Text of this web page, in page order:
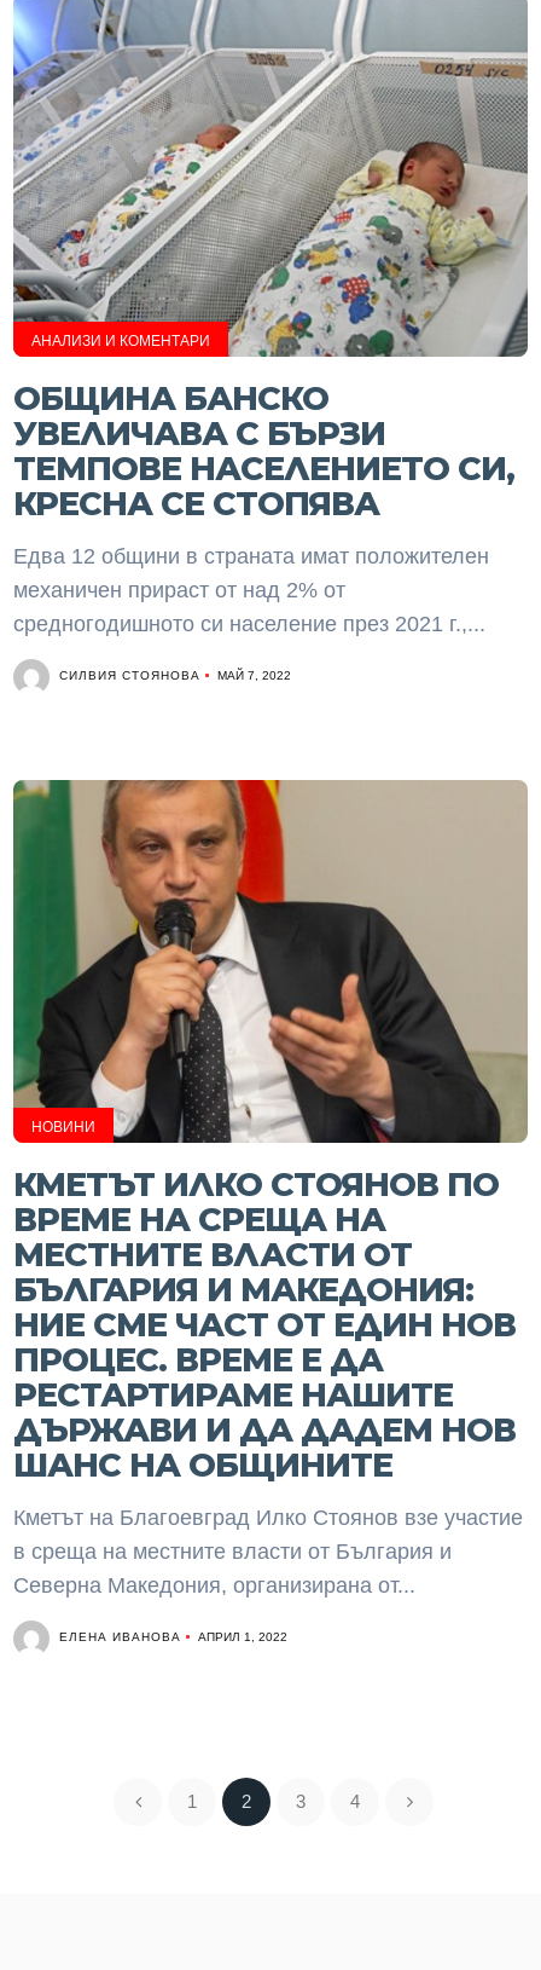
АНАЛИЗИ И КОМЕНТАРИ
ОБЩИНА БАНСКО
УВЕЛИЧАВА С БЪРЗИ
ТЕМПОВЕ НАСЕЛЕНИЕТО СИ,
КРЕСНА СЕ СТОПЯВА
Едва 12 общини в страната имат положителен
механичен прираст от над 2% от
средногодишното си население през 2021 г.,...
СИЛВИЯ СТОЯНОВА МАЙ 7, 2022
НОВИНИ
КМЕТЪТ ИЛКО СТОЯНОВ ПО
ВРЕМЕ НА СРЕЩА НА
МЕСТНИТЕ ВЛАСТИ ОТ
БЪЛГАРИЯ И МАКЕДОНИЯ:
НИЕ СМЕ ЧАСТ ОТ ЕДИН НОВ
ПРОЦЕС. ВРЕМЕ Е ДА
РЕСТАРТИРАМЕ НАШИТЕ
ДЪРЖАВИ И ДА ДАДЕМ НОВ
ШАНС НА ОБЩИНИТЕ
Кметът на Благоевград Илко Стоянов взе участие
в среща на местните власти от България и
Северна Македония, организирана от...
ЕЛЕНА ИВАНОВА АПРИЛ 1, 2022
1 2 3 4